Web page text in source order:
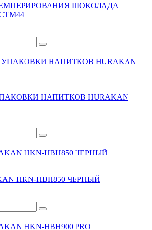
ШОКОЛАДА
НАПИТКОВ HURAKAN
HKN-HBH850 ЧЕРНЫЙ